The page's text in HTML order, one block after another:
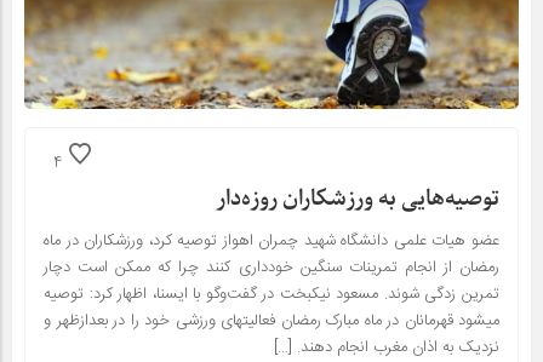
4
توصیه‌هایی به ورزشکاران روزه‌دار
عضو هیات علمی دانشگاه شهید چمران اهواز توصیه کرد، ورزشکاران در ماه
رمضان از انجام تمرینات سنگین خودداری کنند چرا که ممکن است دچار
تمرین زدگی شوند. مسعود نیکبخت در گفت‌وگو با ایسنا، اظهار کرد: توصیه
می​شود قهرمانان در ماه مبارک رمضان فعالیت​های ورزشی خود را در بعدازظهر و
نزدیک به اذان مغرب انجام دهند. […]